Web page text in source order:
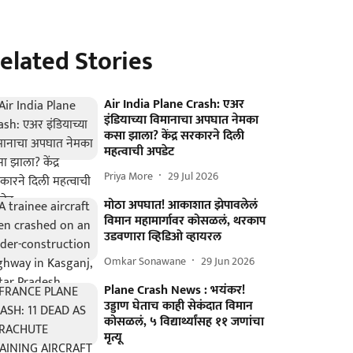
Stories
Air India Plane Crash: एअर
इंडियाच्या विमानाचा अपघात नेमका
कसा झाला? केंद्र सरकारने दिली
महत्वाची अपडेट
Priya More 29 Jul 2026
मोठा अपघात! आकाशात झेपावलेलं
विमान महामार्गावर कोसळलं, थरकाप
उडवणारा व्हिडिओ व्हायरल
Omkar Sonawane 29 Jun 2026
Plane Crash News : भयंकर!
उड्डाण घेताच काही सेकंदात विमान
कोसळलं, ५ विद्यार्थ्यांसह ११ जणांचा
मृत्यू